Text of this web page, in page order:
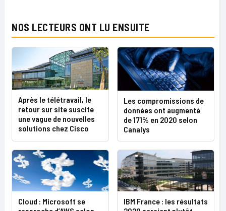
NOS LECTEURS ONT LU ENSUITE
Après le télétravail, le
retour sur site suscite
une vague de nouvelles
solutions chez Cisco
Les compromissions de
données ont augmenté
de 171% en 2020 selon
Canalys
Cloud : Microsoft se
IBM France : les résultats